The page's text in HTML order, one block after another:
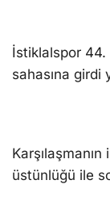
İstiklalspor
sahasına
üstünlüğü ile